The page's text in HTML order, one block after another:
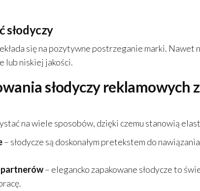
słodyczy
się na pozytywne postrzeganie marki. Nawet
lub niskiej jakości.
słodyczy reklamowych
na wiele sposobów, dzięki czemu stanowią
– słodycze są doskonałym pretekstem do
– elegancko zapakowane słodycze to